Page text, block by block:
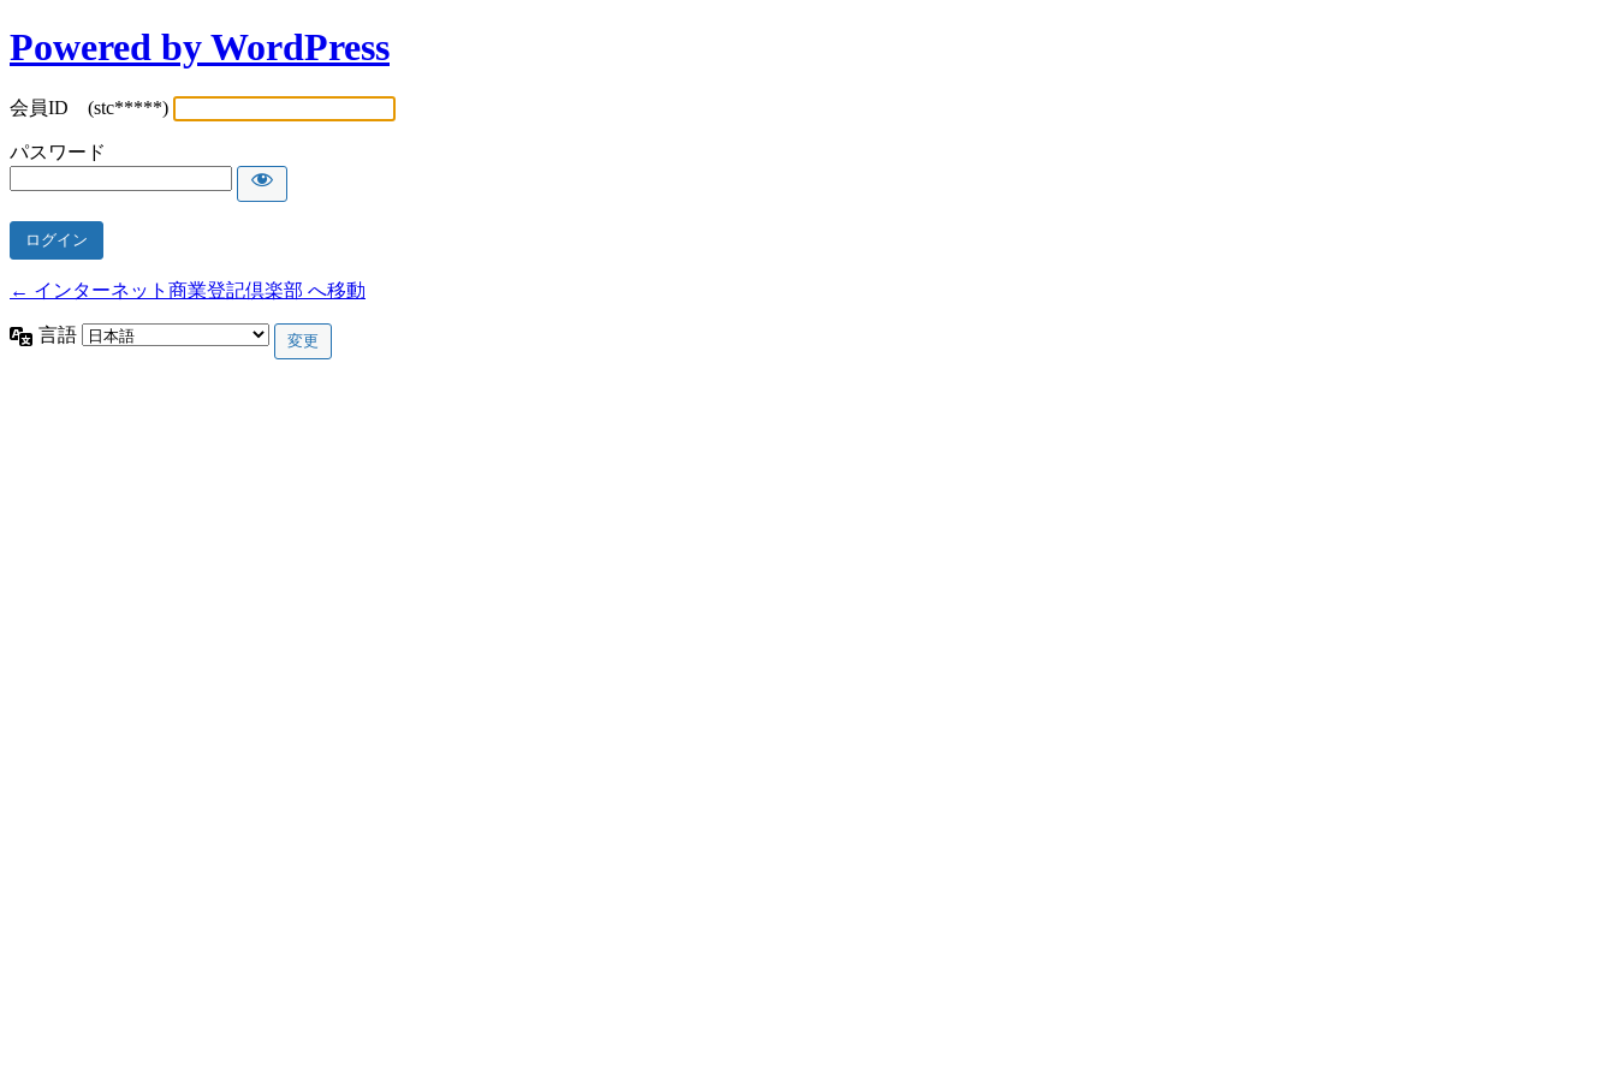
Powered by WordPress
会員ID (stc*****)
パスワード
← インターネット商業登記倶楽部 へ移動
言語